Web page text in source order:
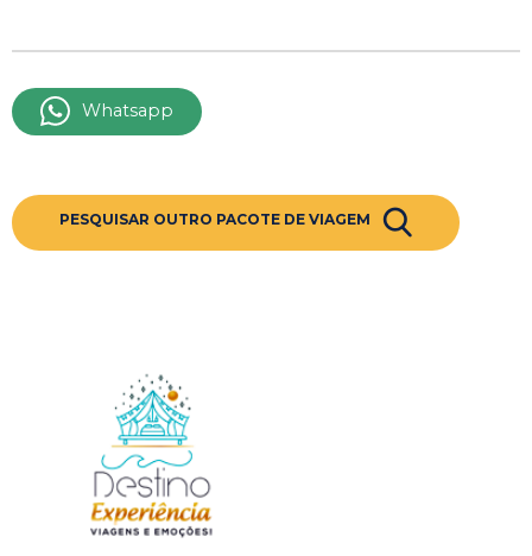
Whatsapp
PESQUISAR OUTRO PACOTE DE VIAGEM